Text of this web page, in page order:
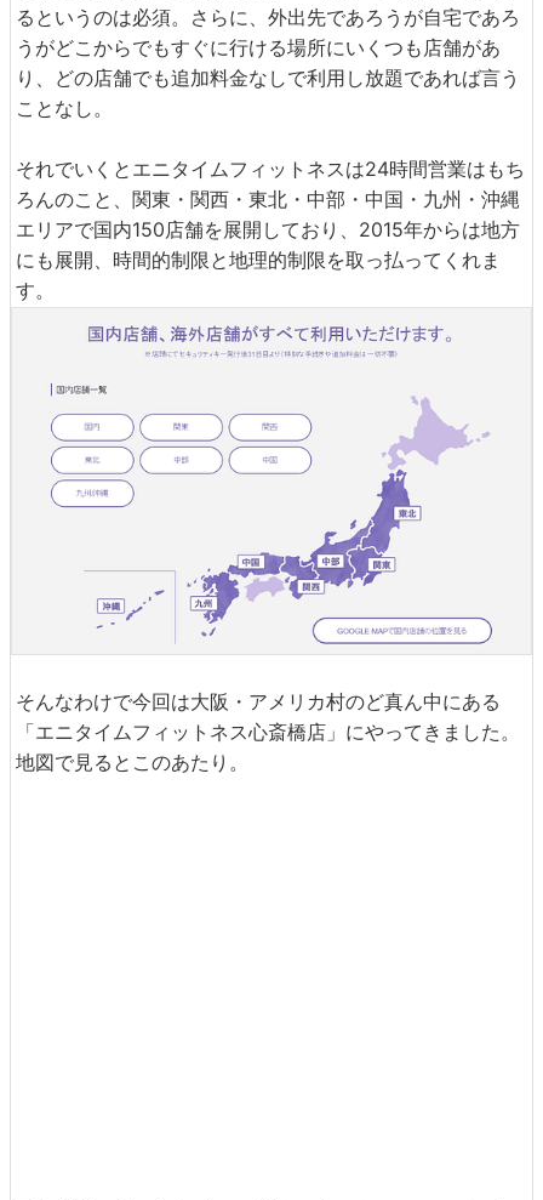
るというのは必須。さらに、外出先であろうが自宅であろ
うがどこからでもすぐに行ける場所にいくつも店舗があ
り、どの店舗でも追加料金なしで利用し放題であれば言う
ことなし。
それでいくとエニタイムフィットネスは24時間営業はもち
ろんのこと、関東・関西・東北・中部・中国・九州・沖縄
エリアで国内150店舗を展開しており、2015年からは地方
にも展開、時間的制限と地理的制限を取っ払ってくれま
す。
そんなわけで今回は大阪・アメリカ村のど真ん中にある
「エニタイムフィットネス心斎橋店」にやってきました。
地図で見るとこのあたり。